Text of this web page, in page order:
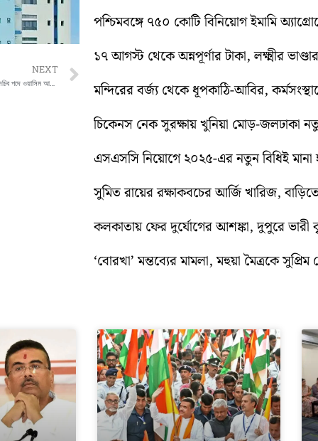
NEXT
মহামেডান ক্লাবে নতুন কমিটি গঠনের কাজ শুরু, সচিব পদে ওয়াসিম আক্রম
পশ্চিমবঙ্গে ৭৫০ কোটি বিনিয়োগ ইমামি
১৭ আগস্ট থেকে অন্নপূর্ণার টাকা, লক্ষ্মীর
মন্দিরের বর্জ্য থেকে ধূপকাঠি-আবির,
চিকেনস নেক সুরক্ষায় খুনিয়া মোড়-জলঢাকা
এসএসসি নিয়োগে ২০২৫-এর নতুন বিধিই মানা
সুমিত রায়ের রক্ষাকবচের আর্জি খারিজ,
কলকাতায় ফের দুর্যোগের আশঙ্কা, দুপুরে ভারী
‘বোরখা’ মন্তব্যের মামলা, মহুয়া মৈত্রকে সুপ্রিম